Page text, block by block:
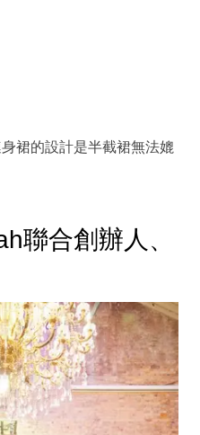
裙的設計是半截裙無法媲
聯合創辦人、